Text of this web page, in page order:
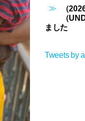
（
（
ました
Tweets by